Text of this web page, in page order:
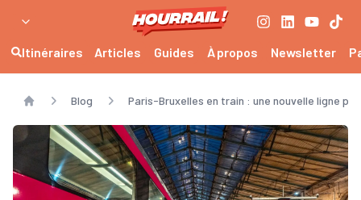
Itinéraires Articles Guides À propos Newsletter
Home
Blog Paris-Bruxelles en train : une nouvelle ligne